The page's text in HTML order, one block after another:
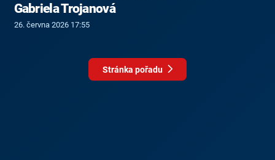
Gabriela Trojanová
26. června 2026 17:55
Stránka pořadu